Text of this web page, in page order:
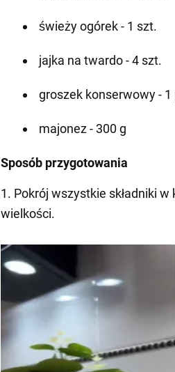
świeży ogórek - 1 szt.
jajka na twardo - 4 szt.
groszek konserwowy - 1
majonez - 300 g
Sposób przygotowania
1. Pokrój wszystkie składniki
wielkości.